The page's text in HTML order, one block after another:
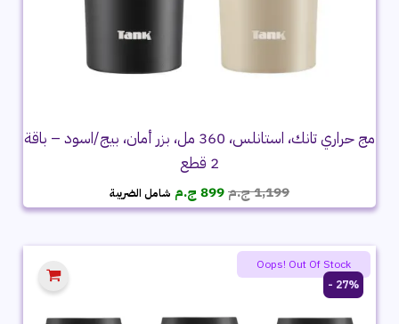
مج حراري تانك، استانلس، 360 مل، بزر أمان، بيج/اسود – باقة
2 قطع
1,199ج.مالسعر
الأصلي
1,199 ج.م.
899 ج.م السعر
الحالي
899 ج.م.
شامل الضريبة
27% -
Oops! Out Of Stock